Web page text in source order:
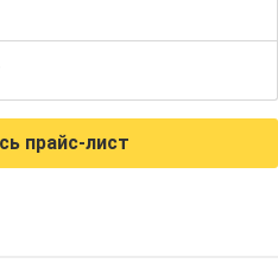
прайс-лист